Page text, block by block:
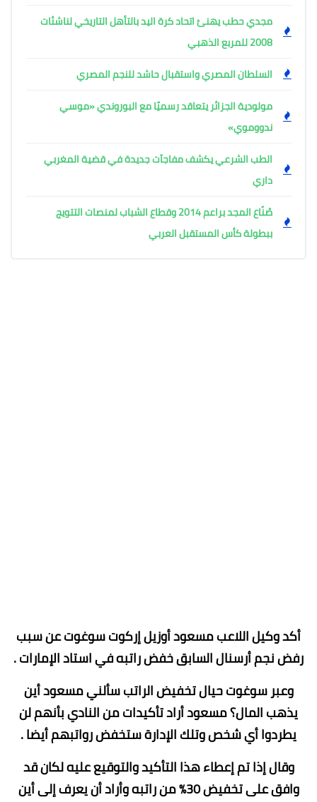
مجدي حطب يهنئ اتحاد كرة اليد بالتأهل التاريخي لناشئات
2008 للمربع الذهبي
السلطان المصري واستقبال حاشد للنجم المصري
مولودية الجزائر يتعاقد رسميًا مع البوروندي «موسي
ندووموي»
الطب الشرعي يكشف مفاجآت جديدة في قضية المغربي
داري
صُنّاع المجد براعم 2014 وقطاع الشباب لمنصات التتويج
ببطولة كأس المستقبل العربي
أكد وكيل اللاعب مسعود أوزيل إركوت سوغوت عن سبب
رفض نجم ​أرسنال​ السابق خفض راتبه في استاد الإمارات .
وعبر سوغوت حيال تخفيض الراتب سألني مسعود أين
يذهب المال؟ مسعود أراد تأكيدات من النادي بأنهم لن
يطردوا أي شخص وتلك الإدارة ستخفض رواتبهم أيضا .
وقال إذا تم إعطاء هذا التأكيد والتوقيع عليه لكان قد
وافق على تخفيض 30% من راتبه وأراد أن يعرف إلى أين